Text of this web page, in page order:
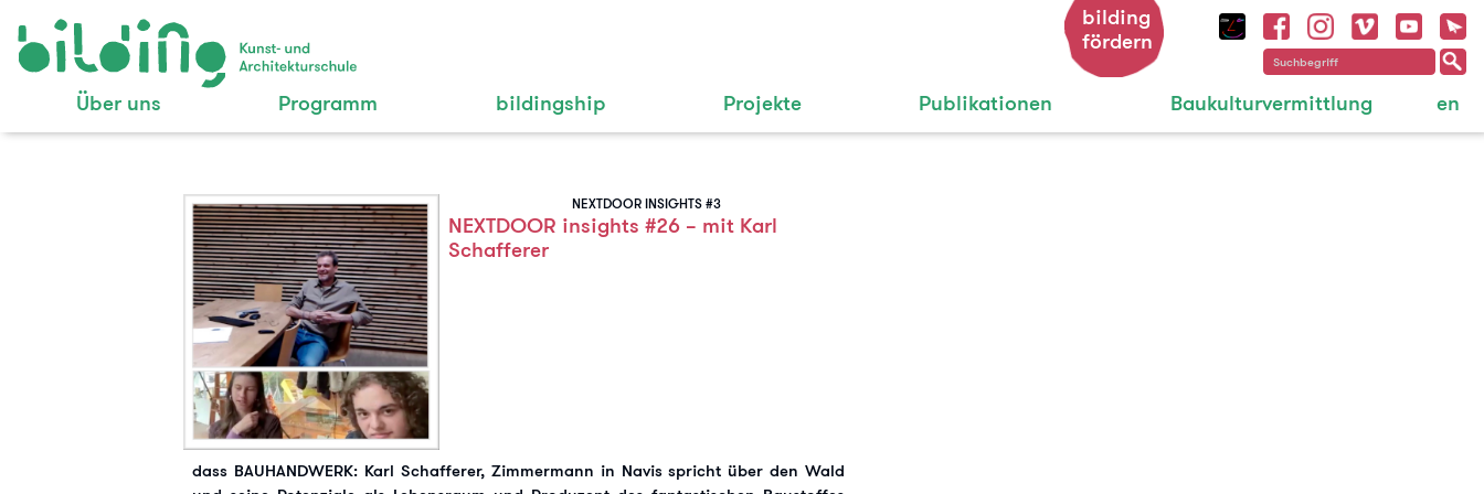
Über uns Programm bildingship Projekte Publikationen Baukulturvermittlung en
bilding
fördern
NEXTDOOR INSIGHTS #3
NEXTDOOR insights #26 – mit Karl
Schafferer
dass BAUHANDWERK: Karl Schafferer, Zimmermann in Navis spricht über den Wald